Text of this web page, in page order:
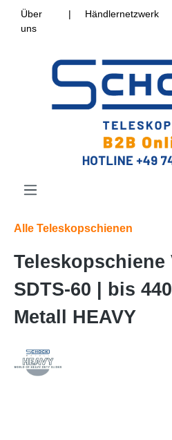
Über
uns
| Händlernetzwerk
Alle Teleskopschienen
Teleskopschiene
SDTS-60 | bis
Metall HEAVY